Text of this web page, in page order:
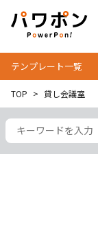
テンプレート一覧
TOP 貸し会議室